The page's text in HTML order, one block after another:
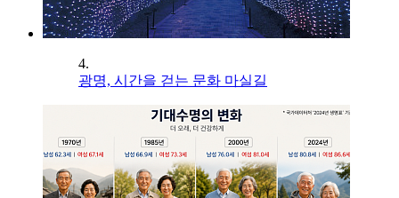
4.
광명, 시간을 걷는 문화 마실길